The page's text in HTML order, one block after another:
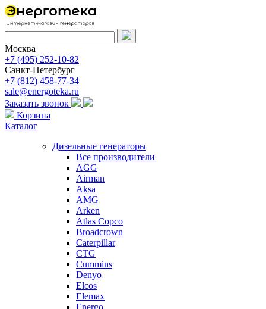
Москва
+7 (495) 252-10-82
Санкт-Петербург
+7 (812) 458-77-34
sale@energoteka.ru
Заказать звонок
Корзина
Каталог
Дизельные генераторы
Все производители
AGG
Airman
Aksa
AMG
Arken
Atlas Copco
Broadcrown
Caterpillar
CTG
Cummins
Denyo
Elcos
Elemax
Energo